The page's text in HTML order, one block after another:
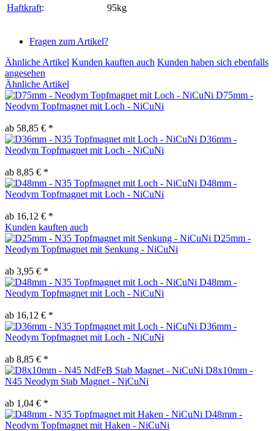
Haftkraft: 95kg
Fragen zum Artikel?
Ähnliche Artikel Kunden kauften auch Kunden haben sich ebenfalls
angesehen
Ähnliche Artikel
D75mm -
Neodym Topfmagnet mit Loch - NiCuNi
ab 58,85 € *
D36mm -
Neodym Topfmagnet mit Loch - NiCuNi
ab 8,85 € *
D48mm -
Neodym Topfmagnet mit Loch - NiCuNi
ab 16,12 € *
Kunden kauften auch
D25mm -
Neodym Topfmagnet mit Senkung - NiCuNi
ab 3,95 € *
D48mm -
Neodym Topfmagnet mit Loch - NiCuNi
ab 16,12 € *
D36mm -
Neodym Topfmagnet mit Loch - NiCuNi
ab 8,85 € *
D8x10mm -
N45 Neodym Stab Magnet - NiCuNi
ab 1,04 € *
D48mm -
Neodym Topfmagnet mit Haken - NiCuNi